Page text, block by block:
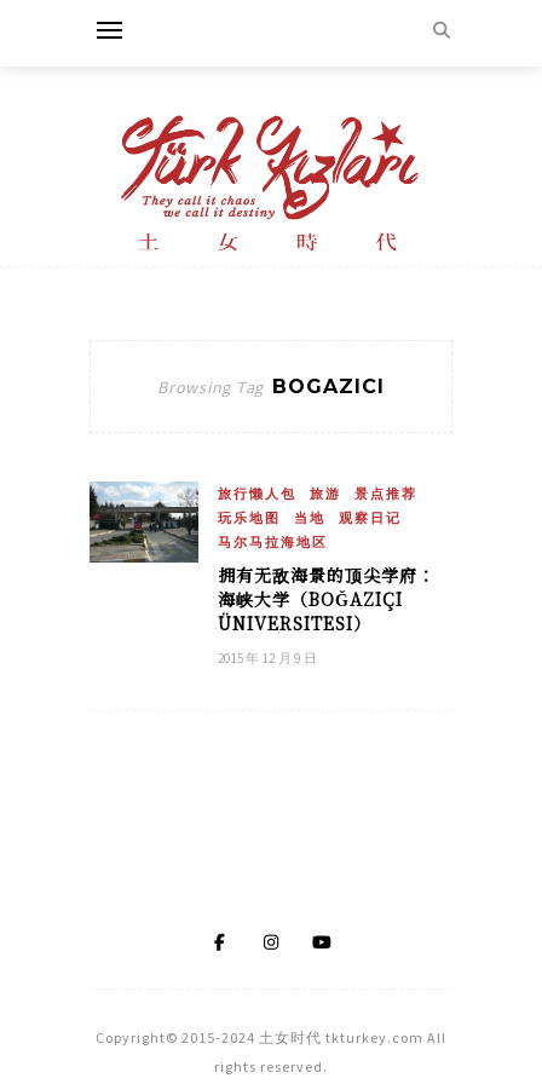
Browsing Tag BOGAZICI
旅行懒人包 旅游
景点推荐
玩乐地图
当地
观察日记
马尔马拉海地区
拥有无敌海景的顶尖学府：
海峡大学（BOĞAZIÇI
ÜNIVERSITESI）
2015 年 12 月 9 日
Copyright© 2015-2024 土女时代 tkturkey.com All
rights reserved.